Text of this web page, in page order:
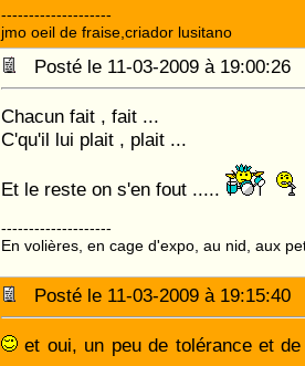
--------------------
jmo oeil de fraise,criador lusitano
Posté le 11-03-2009 à
Chacun fait , fait ...
C'qu'il lui plait , plait ...
Et le reste on s'en fout .....
--------------------
En volières, en cage d'expo, au nid, aux
Posté le 11-03-2009 à
et oui, un peu de tolérance et